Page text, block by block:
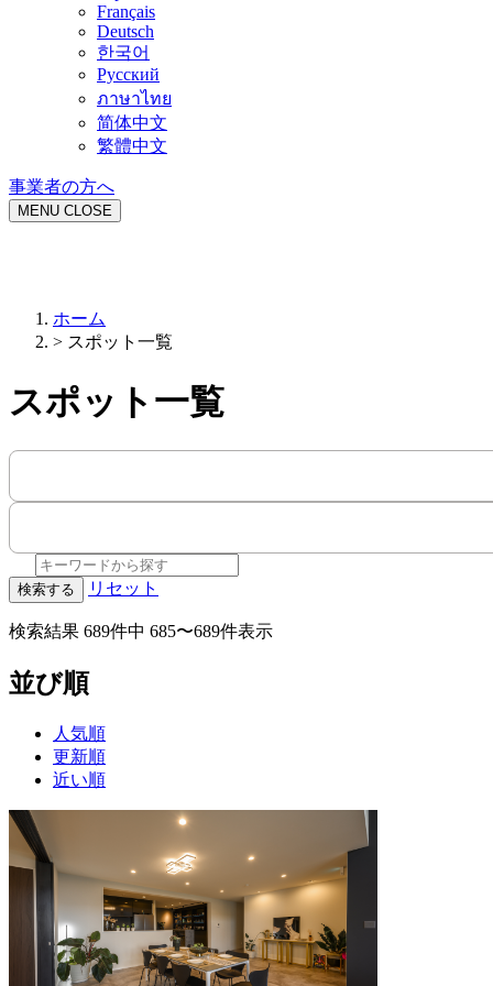
Français
Deutsch
한국어
Русский
ภาษาไทย
简体中文
繁體中文
事業者の方へ
MENU CLOSE
ホーム
> スポット一覧
スポット一覧
検索する リセット
検索結果 689件中 685〜689件表示
並び順
人気順
更新順
近い順